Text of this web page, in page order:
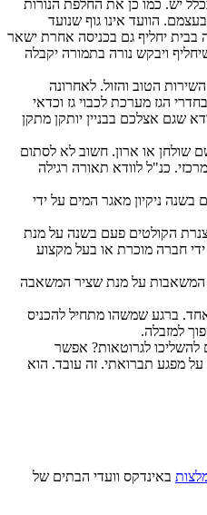
יש. כמו כן את החלפת הנורות
הוועד אינו גוף שנועד
בבית יחליף גם בכניסה אחרת ישאר
ויבקש נורה בתמורה יקבלה
הטוב והזול. לאחרונה
הגז מערכת לכבוי גז וכדאי
שגם אצלכם בבניין יותקן מתקן
או ארון. חשוב לא לסתום
כנ"ל לוודא תאורה רגילה
בשנה ניקיון מאגר המים על ידי
הקולטים פעם בשנה על מנת
חברה מוכרת או בעל מקצוע
המשאבות על מנת שציר המשאבה
ברגע שמשהו מתחיל להכניס
למזבלה.
להשליכו לגרוטאות? אפשר
ולהתלונן על מפגע תברואתי. זה עובד. הוא
באינדקס וועדי הבתים של